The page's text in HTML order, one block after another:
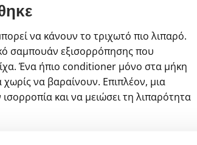
να κάνουν το τριχωτό πιο λιπαρό.
σαμπουάν εξισορρόπησης που
Ένα ήπιο conditioner μόνο στα μήκη
να βαραίνουν. Επιπλέον, μια
και να μειώσει τη λιπαρότητα